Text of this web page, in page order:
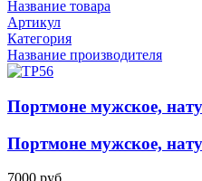
Название товара
Артикул
Категория
Название производителя
Портмоне мужское,
Портмоне мужское,